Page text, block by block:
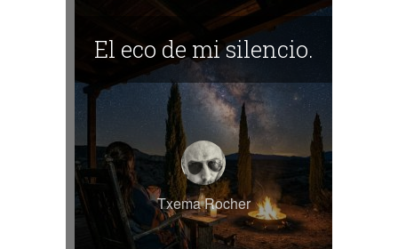
El eco de mi silencio.
Txema Rocher